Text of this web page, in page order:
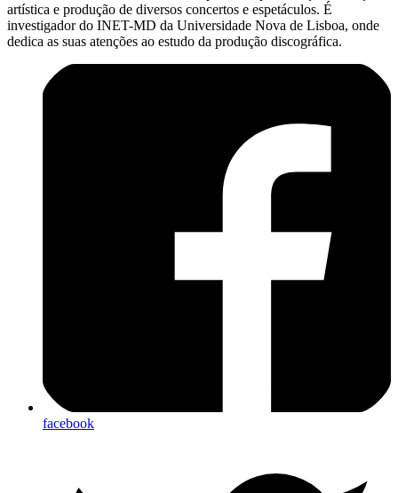
artística e produção de diversos concertos e espetáculos. É
investigador do INET-MD da Universidade Nova de Lisboa, onde
dedica as suas atenções ao estudo da produção discográfica.
facebook